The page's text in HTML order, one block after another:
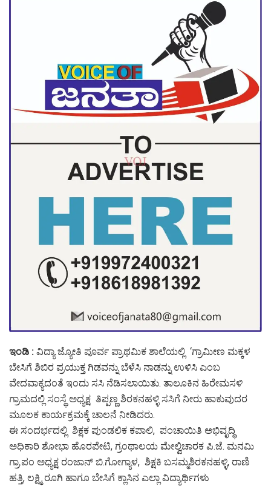
ಇಂಡಿ : ವಿದ್ಯಾ ಜ್ಯೋತಿ ಪೂರ್ವ ಪ್ರಾಥಮಿಕ ಶಾಲೆಯಲ್ಲಿ ‘ಗ್ರಾಮೀಣ ಮಕ್ಕಳ
ಬೇಸಿಗೆ ಶಿಬಿರ ಪ್ರಯುಕ್ತ ಗಿಡವನ್ನು ಬೆಳೆಸಿ ನಾಡನ್ನು ಉಳಿಸಿ ಎಂಬ
ವೇದವಾಕ್ಯದಂತೆ ಇಂದು ಸಸಿ ನೆಡಿಸಲಾಯಿತು. ತಾಲೂಕಿನ ಹಿರೇಮಸಳಿ
ಗ್ರಾಮದಲ್ಲಿ ಸಂಸ್ಥೆ ಅಧ್ಯಕ್ಷ ತಿಪ್ಪಣ್ಣ ಶಿರಕನಹಳ್ಳಿ ಸಸಿಗೆ ನೀರು ಹಾಕುವುದರ
ಮೂಲಕ ಕಾರ್ಯಕ್ರಮಕ್ಕೆ ಚಾಲನೆ ನೀಡಿದರು.
ಈ ಸಂದರ್ಭದಲ್ಲಿ ಶಿಕ್ಷಕ ಪುಂಡಲಿಕ ಕಪಾಲಿ, ಪಂಚಾಯಿತಿ ಅಭಿವೃದ್ಧಿ
ಅಧಿಕಾರಿ ಶೋಭಾ ಹೊರಪೇಟಿ, ಗ್ರಂಥಾಲಯ ಮೇಲ್ವಿಚಾರಕ ಪಿ.ಜೆ. ಮನಮಿ
ಗ್ರಾ.ಪಂ ಅಧ್ಯಕ್ಷ ರಂಜಾನ್ ಬಿ.ಗೋಗ್ಯಾಳ, ಶಿಕ್ಷಕಿ ಬಸಮ್ಮ‌ಶಿರಕನಹಳ್ಳಿ, ರಾಣಿ
ಹತ್ತಿ, ಲಕ್ಷ್ಮಿ ರೂಗಿ ಹಾಗೂ ಬೇಸಿಗೆ ಕ್ಲಾಸಿನ ಎಲ್ಲಾ ವಿದ್ಯಾರ್ಥಿಗಳು